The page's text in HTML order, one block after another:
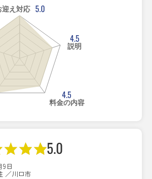
迎え対応 5.0
4.5
説明
4.5
料金の内容
5.0
9日
／川口市